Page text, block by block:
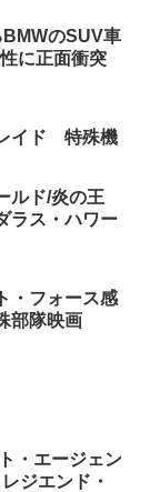
のSUV車
に正面衝突
イド 特殊機
ルド/炎の王
ス・ハワー
・フォース感
隊映画
・エージェン
ジエンド・